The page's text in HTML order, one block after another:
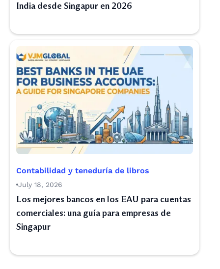
India desde Singapur en 2026
Contabilidad y teneduría de libros
July 18, 2026
Los mejores bancos en los EAU para cuentas
comerciales: una guía para empresas de
Singapur